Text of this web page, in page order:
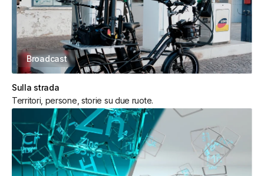
Broadcast
Sulla strada
Territori, persone, storie su due ruote.